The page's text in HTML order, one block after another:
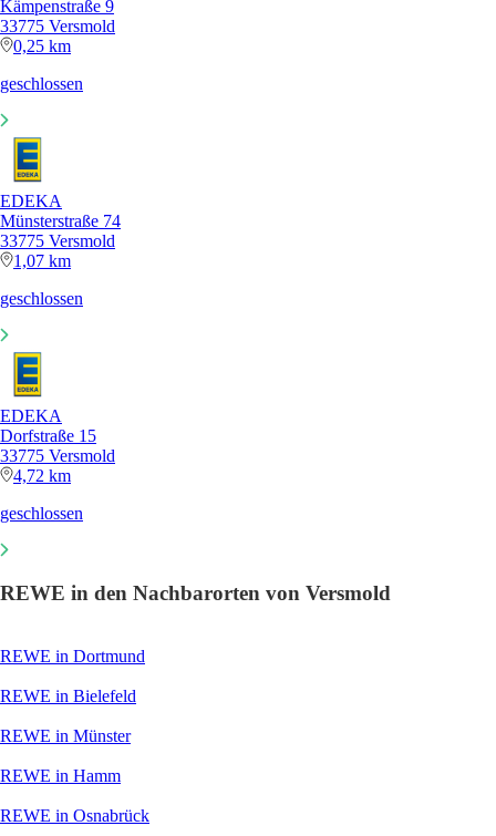
Kämpenstraße 9
33775 Versmold
0,25 km
geschlossen
EDEKA
Münsterstraße 74
33775 Versmold
1,07 km
geschlossen
EDEKA
Dorfstraße 15
33775 Versmold
4,72 km
geschlossen
REWE in den Nachbarorten von Versmold
REWE in Dortmund
REWE in Bielefeld
REWE in Münster
REWE in Hamm
REWE in Osnabrück